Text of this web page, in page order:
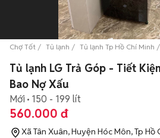
Chợ Tốt Tủ lạnh Tủ lạnh Tp Hồ Chí Minh
Tủ lạnh LG Trả Góp - Tiết
Bao Nợ Xấu
Mới 150 - 199 lít
560.000 đ
Xã Tân Xuân, Huyện Hóc Môn, Tp Hồ